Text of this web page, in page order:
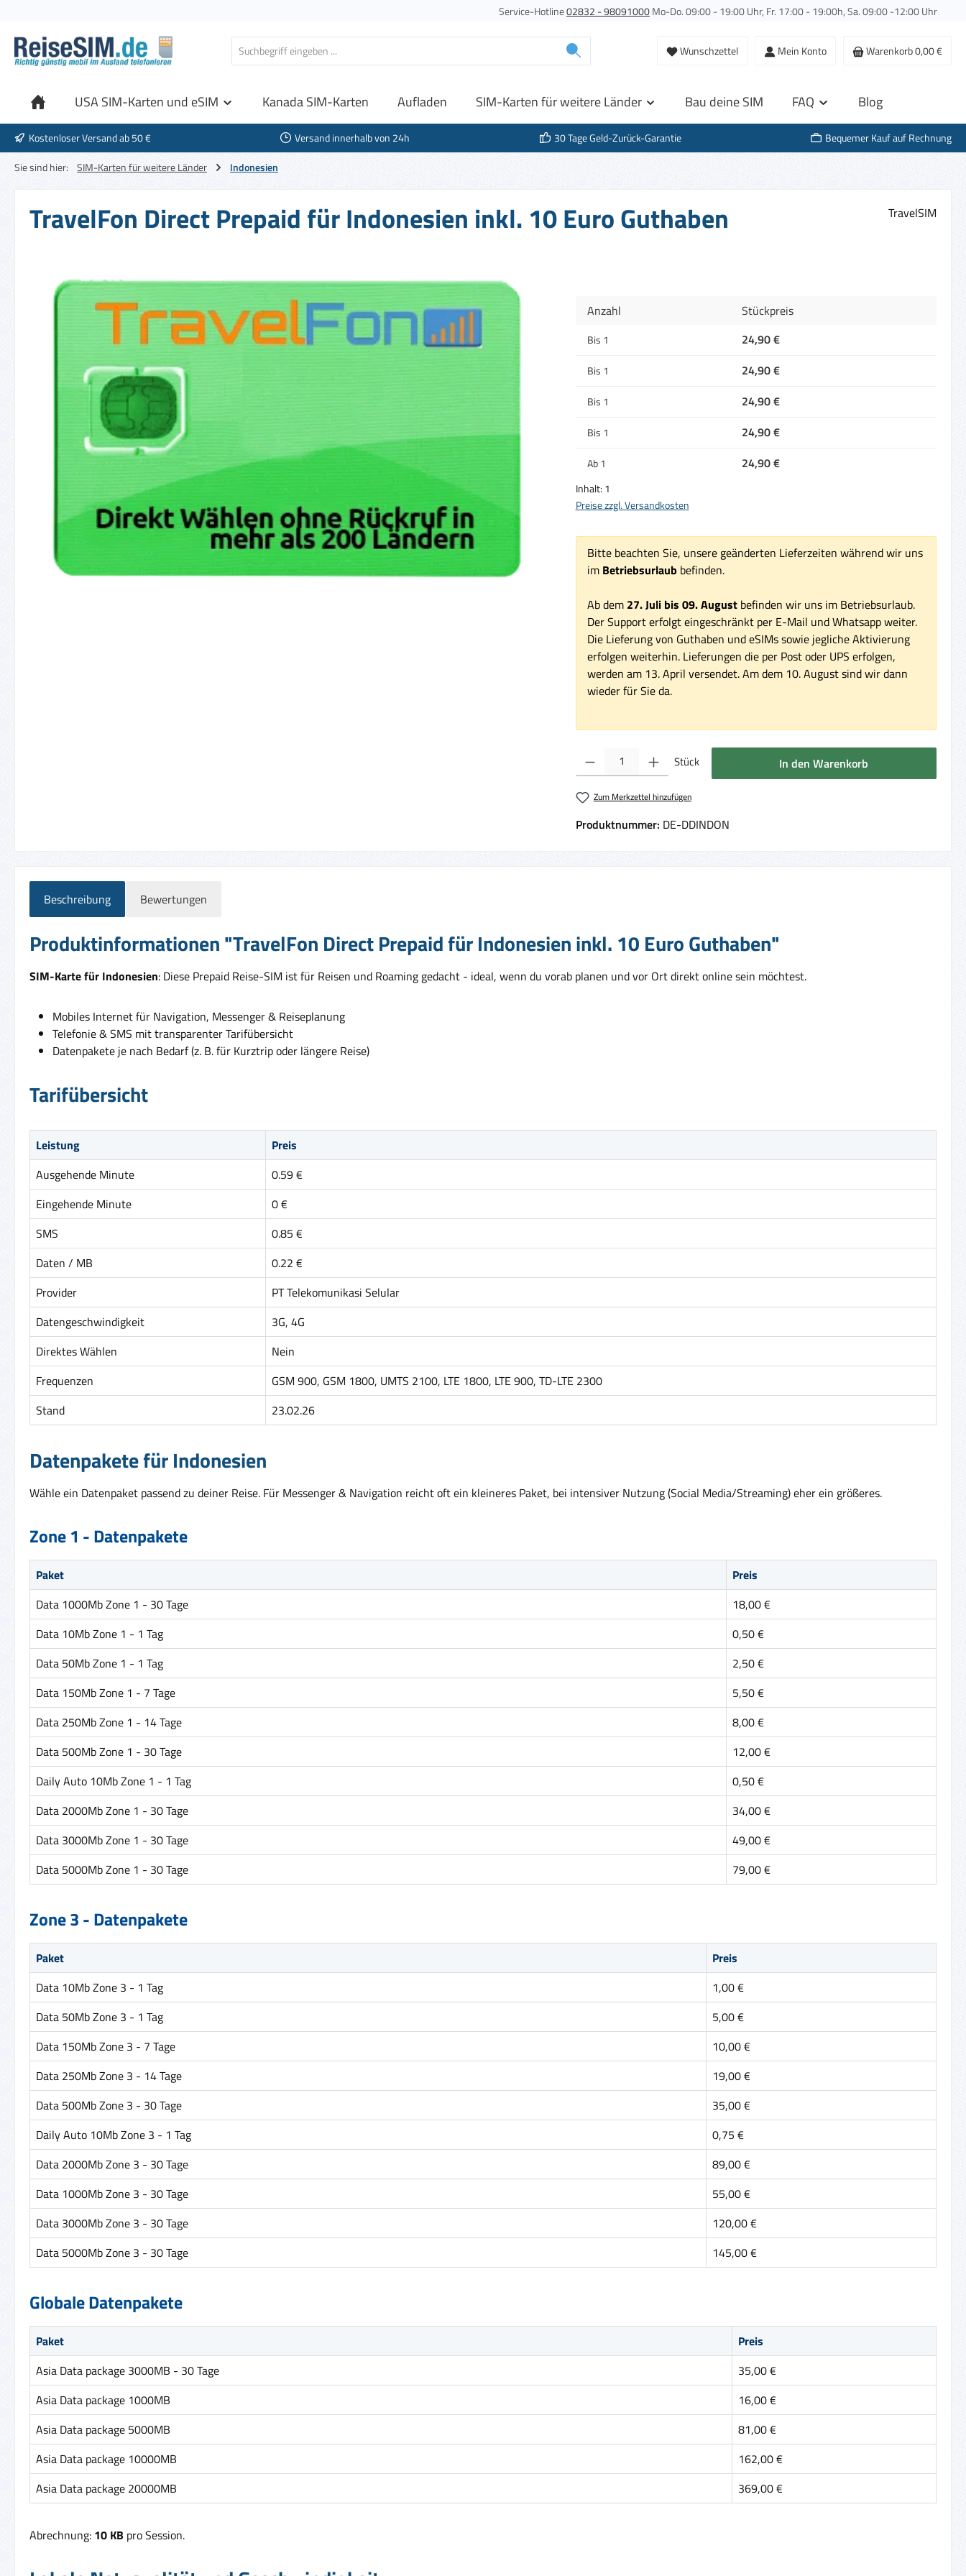
Service-Hotline02832 - 98091000Mo-Do. 09:00 - 19:00 Uhr, Fr. 17:00 - 19:00h, Sa. 09:00 -12:00 Uhr
Wunschzettel Mein Konto Warenkorb0,00 €
USA SIM-Karten und eSIM Kanada SIM-Karten Aufladen SIM-Karten für weitere Länder Bau deine SIM FAQ Blog
Kostenloser Versand ab 50 € Versand innerhalb von 24h 30 Tage Geld-Zurück-Garantie
Bequemer Kauf auf Rechnung
Sie sind hier:
SIM-Karten für weitere Länder Indonesien
TravelFon Direct Prepaid für Indonesien inkl. 10 Euro Guthaben TravelSIM
Bildergalerie überspringen
Anzahl
Stückpreis
Bis 1 24,90 €
Bis 1 24,90 €
Bis 1 24,90 €
Bis 1 24,90 €
Ab1 24,90 €
Inhalt: 1
Preise zzgl. Versandkosten
Bitte beachten Sie, unsere geänderten Lieferzeiten während wir uns
im Betriebsurlaub befinden.
Ab dem 27. Juli bis 09. Augustbefinden wir uns im Betriebsurlaub.
Der Support erfolgt eingeschränkt per E-Mail und Whatsapp weiter.
Die Lieferung von Guthaben und eSIMs sowie jegliche Aktivierung
erfolgen weiterhin. Lieferungen die per Post oder UPS erfolgen,
werden am 13. April versendet. Am dem 10. August sind wir dann
wieder für Sie da.
Produkt Anzahl: Gib den gewünschten Wert ein oder benutze die Schaltflächen um die
Stück In den Warenkorb
Zum Merkzettel hinzufügen
Produktnummer: DE-DDINDON
Beschreibung Bewertungen
Produktinformationen "TravelFon Direct Prepaid für Indonesien inkl. 10 Euro Guthaben"
SIM-Karte für Indonesien: Diese Prepaid Reise-SIM ist für Reisen und Roaming gedacht - ideal, wenn du vorab planen und vor Ort direkt online sein möchtest.
Mobiles Internet für Navigation, Messenger & Reiseplanung
Telefonie & SMS mit transparenter Tarifübersicht
Datenpakete je nach Bedarf (z. B. für Kurztrip oder längere Reise)
Tarifübersicht
Leistung
Preis
Ausgehende Minute
0.59 €
Eingehende Minute
0 €
SMS
0.85 €
Daten / MB
0.22 €
Provider
PT Telekomunikasi Selular
Datengeschwindigkeit
3G, 4G
Direktes Wählen
Nein
Frequenzen
GSM 900, GSM 1800, UMTS 2100, LTE 1800, LTE 900, TD-LTE 2300
Stand
23.02.26
Datenpakete für Indonesien
Wähle ein Datenpaket passend zu deiner Reise. Für Messenger & Navigation reicht oft ein kleineres Paket, bei intensiver Nutzung (Social Media/Streaming) eher ein größeres.
Zone 1 - Datenpakete
Paket
Preis
Data 1000Mb Zone 1 - 30 Tage
18,00 €
Data 10Mb Zone 1 - 1 Tag
0,50 €
Data 50Mb Zone 1 - 1 Tag
2,50 €
Data 150Mb Zone 1 - 7 Tage
5,50 €
Data 250Mb Zone 1 - 14 Tage
8,00 €
Data 500Mb Zone 1 - 30 Tage
12,00 €
Daily Auto 10Mb Zone 1 - 1 Tag
0,50 €
Data 2000Mb Zone 1 - 30 Tage
34,00 €
Data 3000Mb Zone 1 - 30 Tage
49,00 €
Data 5000Mb Zone 1 - 30 Tage
79,00 €
Zone 3 - Datenpakete
Paket
Preis
Data 10Mb Zone 3 - 1 Tag
1,00 €
Data 50Mb Zone 3 - 1 Tag
5,00 €
Data 150Mb Zone 3 - 7 Tage
10,00 €
Data 250Mb Zone 3 - 14 Tage
19,00 €
Data 500Mb Zone 3 - 30 Tage
35,00 €
Daily Auto 10Mb Zone 3 - 1 Tag
0,75 €
Data 2000Mb Zone 3 - 30 Tage
89,00 €
Data 1000Mb Zone 3 - 30 Tage
55,00 €
Data 3000Mb Zone 3 - 30 Tage
120,00 €
Data 5000Mb Zone 3 - 30 Tage
145,00 €
Globale Datenpakete
Paket
Preis
Asia Data package 3000MB - 30 Tage
35,00 €
Asia Data package 1000MB
16,00 €
Asia Data package 5000MB
81,00 €
Asia Data package 10000MB
162,00 €
Asia Data package 20000MB
369,00 €
Abrechnung: 10 KB pro Session.